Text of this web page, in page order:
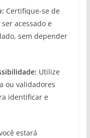
: Certifique-se de
acessado e
sem depender
: Utilize
ou validadores
identificar e
estará